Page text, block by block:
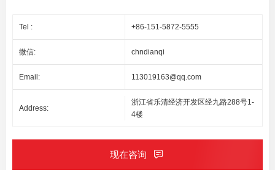
Tel : +86-151-5872-5555
微信: chndianqi
Email: 113019163@qq.com
Address:
浙江省乐清经济开发区经九路288号1-
4楼
现在咨询